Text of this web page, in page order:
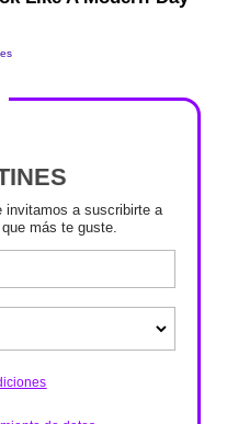
invitamos a suscribirte a
más te guste.